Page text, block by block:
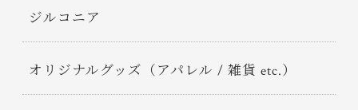
ジルコニア
オリジナルグッズ（アパレル / 雑貨 etc.）